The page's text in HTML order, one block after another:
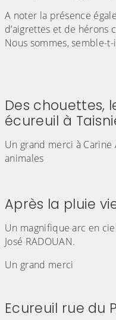
A noter la présence
d’aigrettes et de hérons
Nous sommes, semble-
Des chouettes,
écureuil à
Un grand merci à Carine
animales
Après la pluie
Un magnifique arc en
José RADOUAN.
Un grand merci
Ecureuil rue du